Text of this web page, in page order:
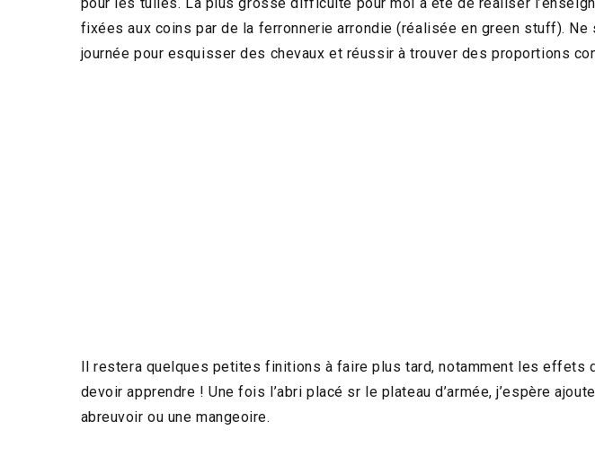
fixées aux coins par de la ferronnerie arrondie (réalisée en green stuff). Ne
journée pour esquisser des chevaux et réussir à trouver des proportions
Il restera quelques petites finitions à faire plus tard, notamment les effets
devoir apprendre ! Une fois l’abri placé sr le plateau d’armée, j’espère
abreuvoir ou une mangeoire.